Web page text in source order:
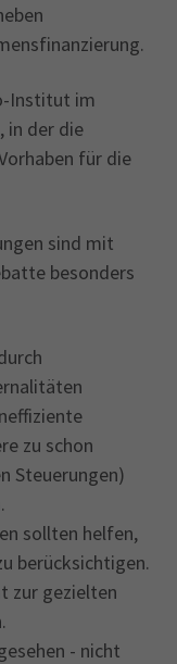
Institut im
in der die
für die
sind mit
besonders
zu schon
Steuerungen)
sollten helfen,
berücksichtigen.
zur gezielten
- nicht